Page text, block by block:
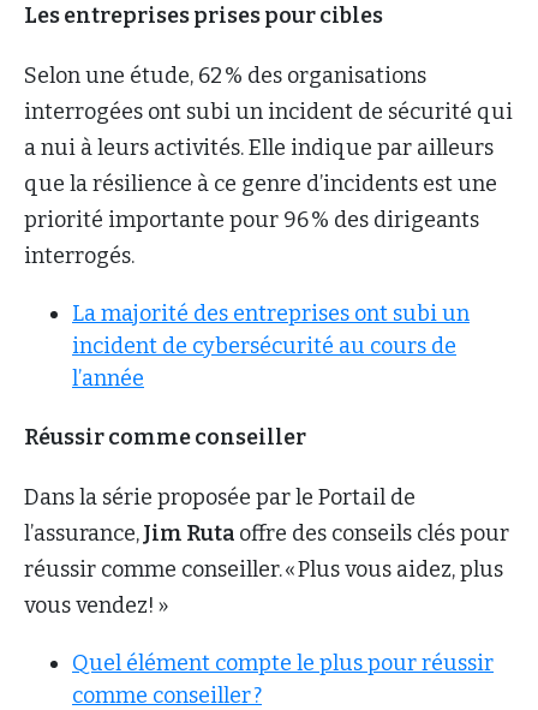
Les entreprises prises pour cibles
Selon une étude, 62 % des organisations
interrogées ont subi un incident de sécurité qui
a nui à leurs activités. Elle indique par ailleurs
que la résilience à ce genre d’incidents est une
priorité importante pour 96 % des dirigeants
interrogés.
La majorité des entreprises ont subi un
incident de cybersécurité au cours de
l’année
Réussir comme conseiller
Dans la série proposée par le Portail de
l’assurance,Jim Ruta offre des conseils clés pour
réussir comme conseiller. « Plus vous aidez, plus
vous vendez! »
Quel élément compte le plus pour réussir
comme conseiller ?